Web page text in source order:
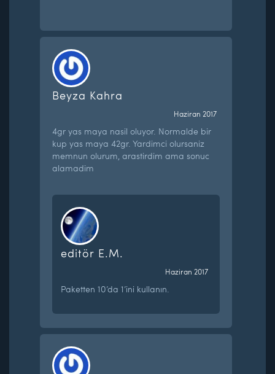
Beyza Kahra
Haziran 2017
4gr yas maya nasil oluyor. Normalde bir
kup yas maya 42gr. Yardimci olursaniz
memnun olurum, arastirdim ama sonuc
alamadim
editör E.M.
Haziran 2017
Paketten 10’da 1’ini kullanın.